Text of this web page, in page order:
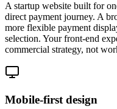
A startup website built for
direct payment journey. A
more flexible payment
selection. Your front-end
commercial strategy, not
Mobile-first design